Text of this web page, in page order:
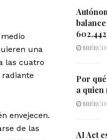
una
las cuatro
radiante
envejecen.
de las
Por
a quien
AI Act